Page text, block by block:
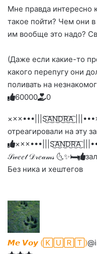
Мне правда интересно
такое пойти? Чем они
им вообще это надо?
(Даже если какие-то
какого перепугу они
поливать на
Голосуйте
вверх.
6
Нажмите
реакцию:
улыбаюсь
0
Нажмите
реакцию:
смеюсь
до
слез
0
Нажмите
реакцию:
печаль
0
Нажмите
реакцию:
плачу
0
Нажмите
благодарю
0
×××•••|||S͜͡A͜͡N͜͡D͜͡R͜͡A͜͡
отреагировали на эту
×××•••|||S͜͡A͜͡N͜͡D͜͡R͜͡A͜͡
𝒮𝓌𝑒𝑒𝓉 𝒟𝓇𝑒𝒶𝓂𝓈 🌜✨🛏️
Без ника и хештегов
𝙈𝙚 𝙑𝙤𝙮 (🄺🅄🅁🅃)